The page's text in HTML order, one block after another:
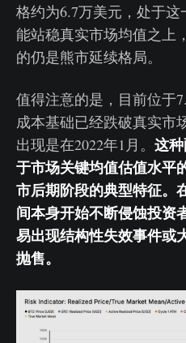
格约为6.7万美元，处于
能站稳真实市场均值之上
的仍是熊市延续格局。
值得注意的是，目前位于
成本基础已经跌破真实市
出现是在2022年1月。 这
于市场关键均值估值水平
市后期阶段的典型特征。
间本身开始不断侵蚀投资
易出现结构性失效事件或
抛售。